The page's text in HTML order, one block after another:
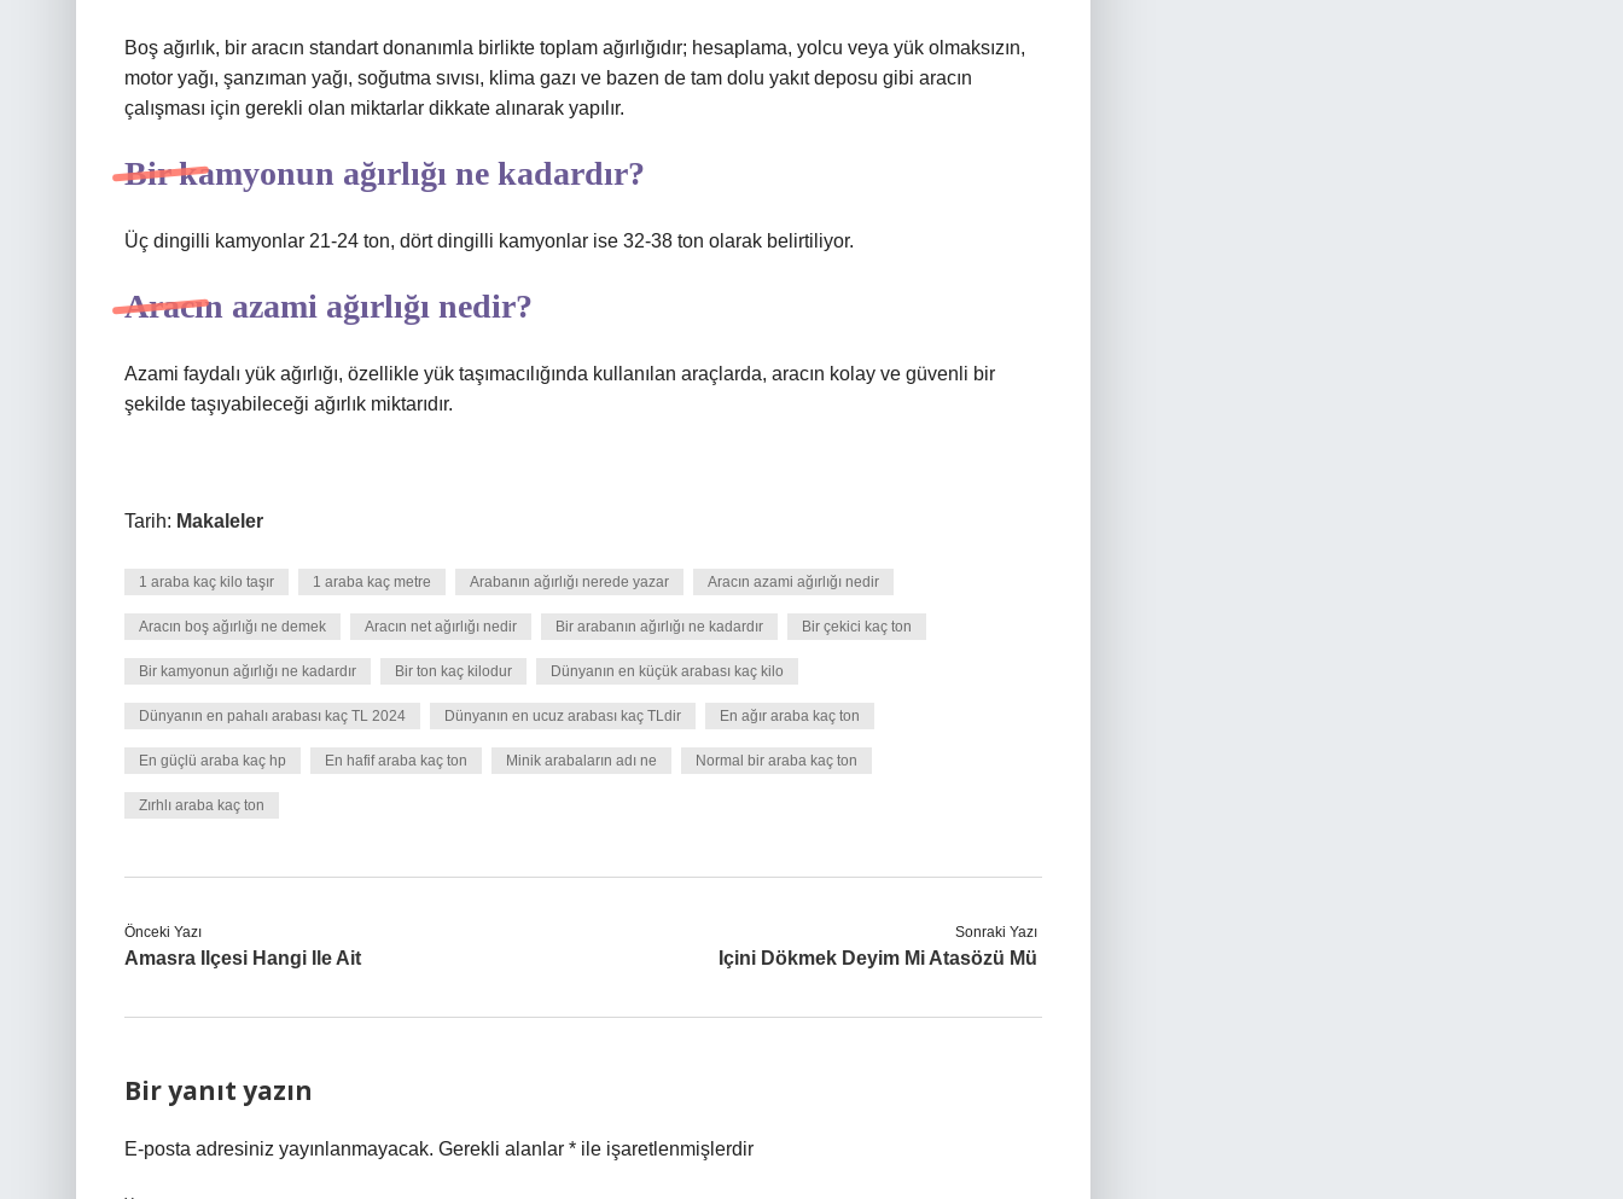
Boş ağırlık, bir aracın standart donanımla birlikte toplam ağırlığıdır; hesaplama, yolcu veya yük olmaksızın,
motor yağı, şanzıman yağı, soğutma sıvısı, klima gazı ve bazen de tam dolu yakıt deposu gibi aracın
çalışması için gerekli olan miktarlar dikkate alınarak yapılır.
Bir kamyonun ağırlığı ne kadardır?
Üç dingilli kamyonlar 21-24 ton, dört dingilli kamyonlar ise 32-38 ton olarak belirtiliyor.
Aracın azami ağırlığı nedir?
Azami faydalı yük ağırlığı, özellikle yük taşımacılığında kullanılan araçlarda, aracın kolay ve güvenli bir
şekilde taşıyabileceği ağırlık miktarıdır.
Tarih: Makaleler
1 araba kaç kilo taşır 1 araba kaç metre Arabanın ağırlığı nerede yazar Aracın azami ağırlığı nedir
Aracın boş ağırlığı ne demek Aracın net ağırlığı nedir Bir arabanın ağırlığı ne kadardır Bir çekici kaç ton
Bir kamyonun ağırlığı ne kadardır Bir ton kaç kilodur Dünyanın en küçük arabası kaç kilo
Dünyanın en pahalı arabası kaç TL 2024 Dünyanın en ucuz arabası kaç TLdir En ağır araba kaç ton
En güçlü araba kaç hp En hafif araba kaç ton Minik arabaların adı ne Normal bir araba kaç ton
Zırhlı araba kaç ton
Önceki Yazı
Amasra Ilçesi Hangi Ile Ait
Sonraki Yazı
Içini Dökmek Deyim Mi Atasözü Mü
Bir yanıt yazın
E-posta adresiniz yayınlanmayacak. Gerekli alanlar * ile işaretlenmişlerdir